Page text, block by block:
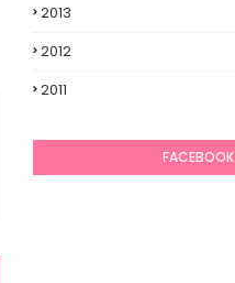
2013
2012
2011
FACEBOOK